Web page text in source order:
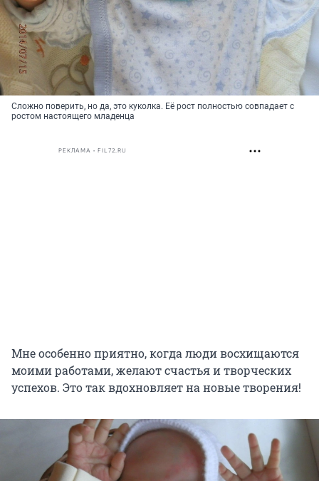
Сложно поверить, но да, это куколка. Её рост полностью совпадает с
ростом настоящего младенца
РЕКЛАМА • FIL72.RU
Мне особенно приятно, когда люди восхищаются
моими работами, желают счастья и творческих
успехов. Это так вдохновляет на новые творения!